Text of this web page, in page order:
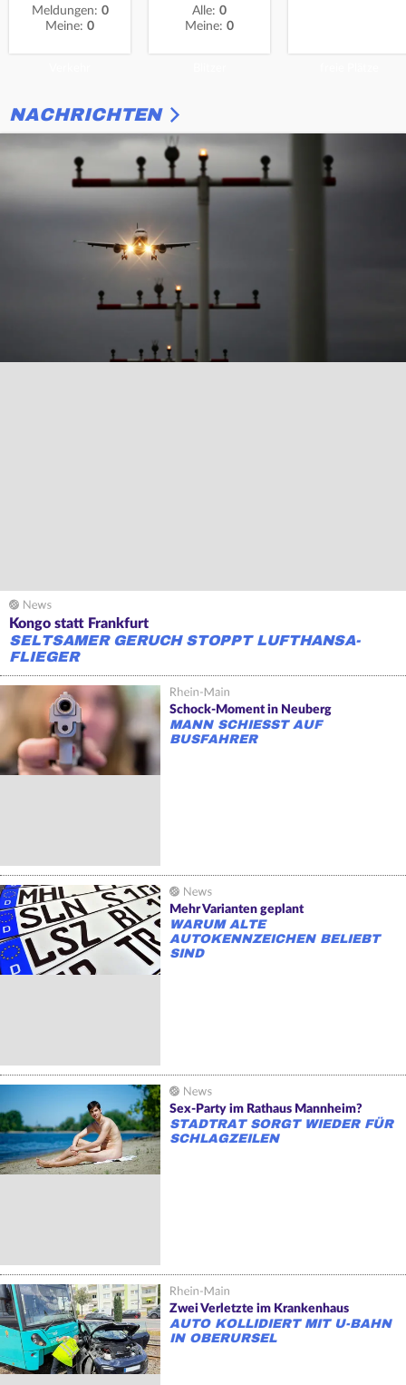
Meldungen: 0
Meine: 0
Alle: 0
Meine: 0
NACHRICHTEN
Kongo statt Frankfurt
SELTSAMER GERUCH STOPPT LUFTHANSA-
FLIEGER
Schock-Moment in Neuberg
MANN SCHIESST AUF B
USFAHRER
Mehr Varianten geplant
WARUM ALTE
AUTOKENNZEICHEN BELIEBT
SIND
Sex-Party im Rathaus Mannheim?
STADTRAT SORGT WIEDER FÜR
SCHLAGZEILEN
Zwei Verletzte im Krankenhaus
AUTO KOLLIDIERT MIT U-BAHN
IN OBERURSEL